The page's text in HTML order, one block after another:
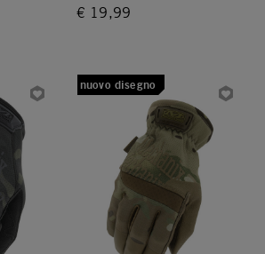
€ 19,99
nuovo disegno